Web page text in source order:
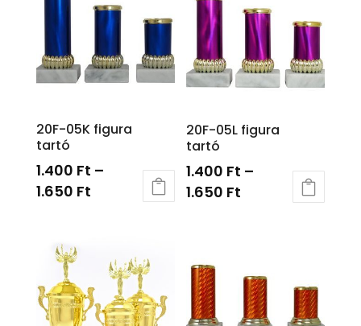
20F-05K figura
tartó
1.400 Ft –
1.650 Ft
20F-05L figura
tartó
1.400 Ft –
1.650 Ft